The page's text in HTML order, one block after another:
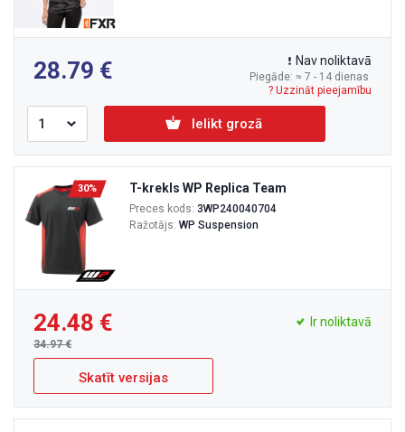
28.79 Piegāde: ≈ 7 - 14 dienas
Nav noliktavā
? Uzzināt pieejamību
Ielikt grozā
30% T-krekls WP Replica Team
Preces kods: 3WP240040704
Ražotājs: WP Suspension
24.48
34.97
Ir noliktavā
Skatīt versijas